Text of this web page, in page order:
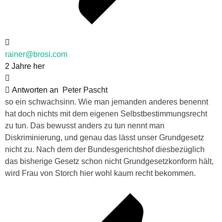
rainer@brosi.com
2 Jahre her
Antworten an
Peter Pascht
so ein schwachsinn. Wie man jemanden anderes benennt
hat doch nichts mit dem eigenen Selbstbestimmungsrecht
zu tun. Das bewusst anders zu tun nennt man
Diskriminierung, und genau das lässt unser Grundgesetz
nicht zu. Nach dem der Bundesgerichtshof diesbezüglich
das bisherige Gesetz schon nicht Grundgesetzkonform hält,
wird Frau von Storch hier wohl kaum recht bekommen.